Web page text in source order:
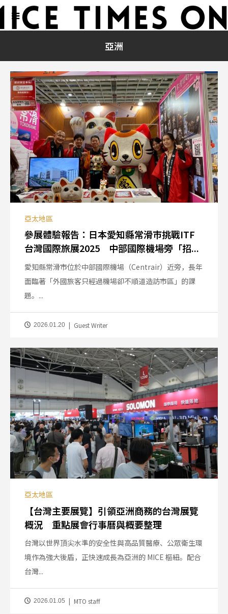
亞洲
亞太地區
參展體驗報告：日本愛知縣常滑市挑戰ITF
台灣國際旅展2025 中部國際機場旁「招...
愛知縣常滑市位於中部國際機場（Centrair）近旁，長年
面臨著「外國旅客只經過機場卻不順道造訪市區」的課
題。...
2026.01.20 Guest Writer
亞太地區
【台灣主要展覽】引領亞洲商務的台灣展覽
概況 重點展會行事曆與概要整理
台灣以世界頂尖水準的安全性與高品質醫療、公眾衛生環
境作為強大後盾，正快速成長為亞洲的 MICE 樞紐。配合
台灣...
2026.01.05 MTO staff